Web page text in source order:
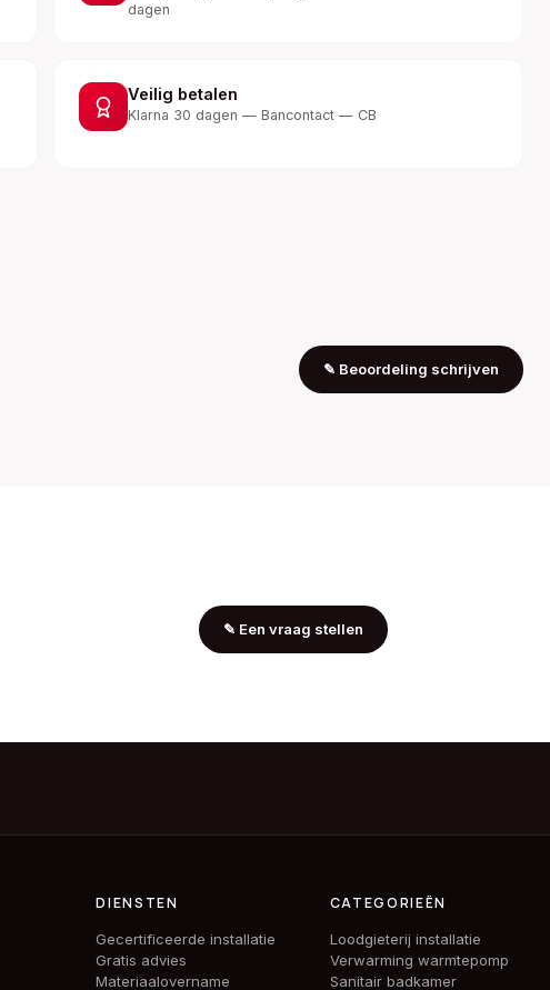
dagen
Veilig betalen
Klarna 30 dagen — Bancontact — CB
✎ Beoordeling schrijven
✎ Een vraag stellen
DIENSTEN
Gecertificeerde installatie
Gratis advies
Materiaalovername
CATEGORIEËN
Loodgieterij installatie
Verwarming warmtepomp
Sanitair badkamer